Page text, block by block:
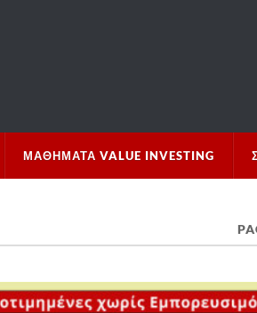
ΜΑΘΉΜΑΤΑ VALUE INVESTING